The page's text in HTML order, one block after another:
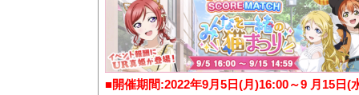
■開催期間:2022年9月5日(月)16:00～9 月15日(